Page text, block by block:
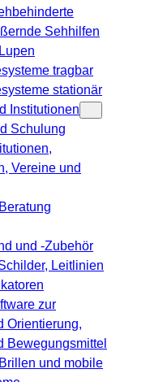
Sehhilfen
tragbar
stationär
Institutionen
Schulung
Vereine und
und -Zubehör
Leitlinien
zur
Orientierung,
Bewegungsmittel
und mobile